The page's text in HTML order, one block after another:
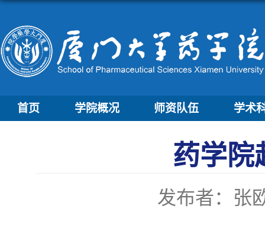
首页 学院概况 师资队伍 学术
药学院
发布者：张